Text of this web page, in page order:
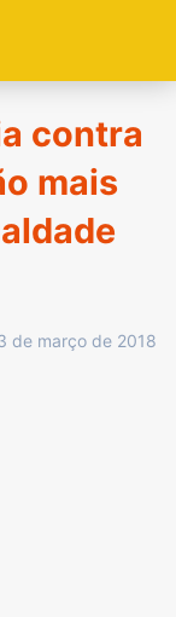
contra
mais
de março de 2018